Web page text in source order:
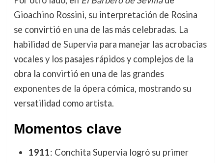
Gioachino Rossini, su interpretación de Rosina
se convirtió en una de las más celebradas. La
habilidad de Supervia para manejar las acrobacias
vocales y los pasajes rápidos y complejos de la
obra la convirtió en una de las grandes
exponentes de la ópera cómica, mostrando su
versatilidad como artista.
Momentos clave
1911: Conchita Supervia logró su primer